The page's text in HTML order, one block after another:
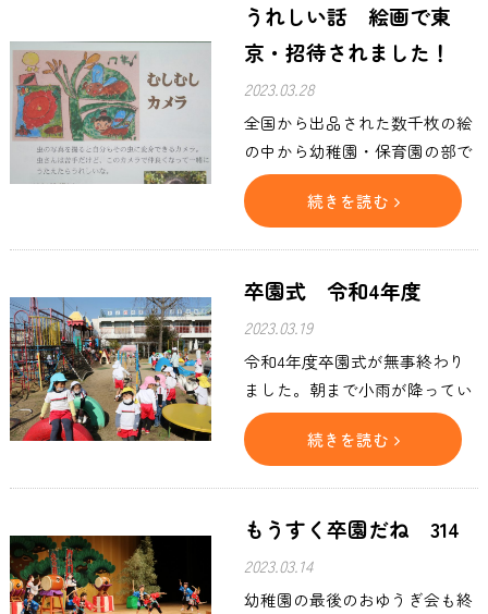
うれしい話 絵画で東
京・招待されました！
2023.03.28
全国から出品された数千枚の絵
の中から幼稚園・保育園の部で
数名が東京の表彰式に招待され
ます。その中に、誠信幼稚園の
た。 東京で表彰式がありまし
た。はじめての会場で檀上にあ
がり、賞状をいただくのは、緊
張します。そして、とてもドキ
な態度でした。1時間以上ある
表彰式の間、椅子にしっかりと
座り、大人顔負けの態度だった
と
続きを読む
卒園式 令和4年度
2023.03.19
令和4年度卒園式が無事終わり
ました。朝まで小雨が降ってい
ましたが、子ども達の卒園を祝
福するかのように,式が始まる頃
ました。数年間の幼稚園生活で
したが、子ども達は未来へ向け
伸び行く力を持って卒園してい
続きを読む
もうすく卒園だね 314
2023.03.14
幼稚園の最後のおゆうぎ会も終